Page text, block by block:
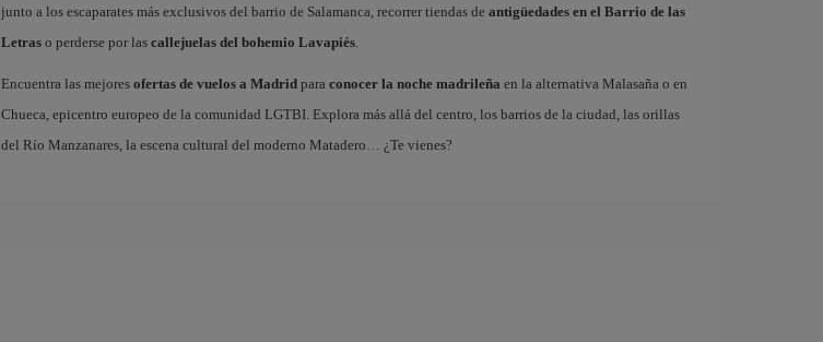
junto a los escaparates más exclusivos del barrio de Salamanca, recorrer tiendas de antigüedades en el Barrio de las
Letraso perderse por las callejuelas del bohemio Lavapiés.
Encuentra las mejores ofertas de vuelos a Madridpara conocer la noche madrileña en la alternativa Malasaña o en
Chueca, epicentro europeo de la comunidad LGTBI. Explora más allá del centro, los barrios de la ciudad, las orillas
del Río Manzanares, la escena cultural del moderno Matadero… ¿Te vienes?